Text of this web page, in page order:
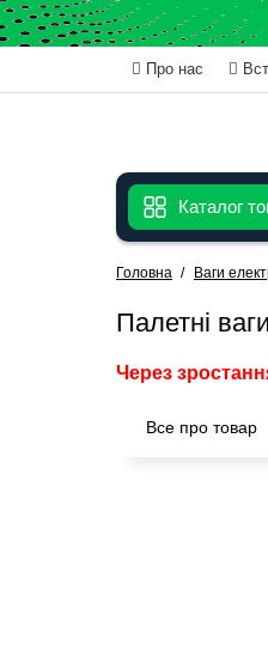
Про нас
Каталог
Головна Ваги
Палетні
Через
Все про товар